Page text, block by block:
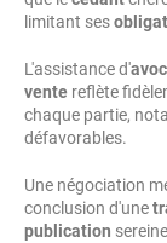
limitant ses
L'assistance d'
vente reflète
chaque partie,
défavorables.
Une négociation
conclusion d'une
publication